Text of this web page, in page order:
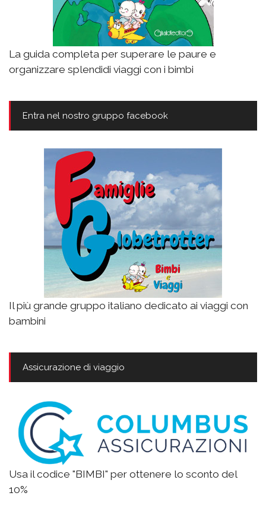
La guida completa per superare le paure e
organizzare splendidi viaggi con i bimbi
Entra nel nostro gruppo facebook
Il più grande gruppo italiano dedicato ai viaggi con
bambini
Assicurazione di viaggio
Usa il codice "BIMBI" per ottenere lo sconto del
10%